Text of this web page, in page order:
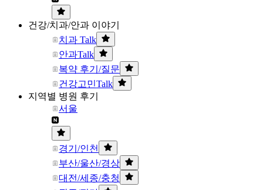
건강/치과/안과 이야기
치과 Talk
안과Talk
복약 후기/질문
건강고민Talk
지역별 병원 후기
서울
경기/인천
부산/울산/경상
대전/세종/충청